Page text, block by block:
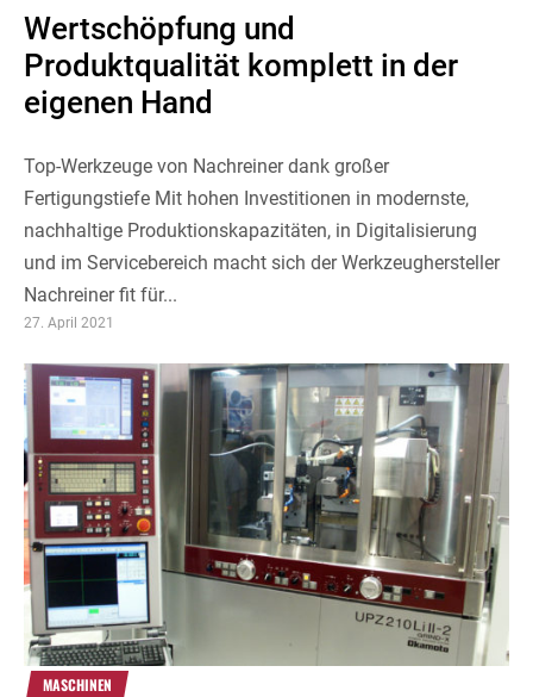
Wertschöpfung und
Produktqualität komplett in der
eigenen Hand
Top-Werkzeuge von Nachreiner dank großer
Fertigungstiefe Mit hohen Investitionen in modernste,
nachhaltige Pro­duktionskapazitäten, in Digitalisierung
und im Ser­vicebereich macht sich der Werkzeughersteller
Nachreiner fit für...
27. April 2021
MASCHINEN